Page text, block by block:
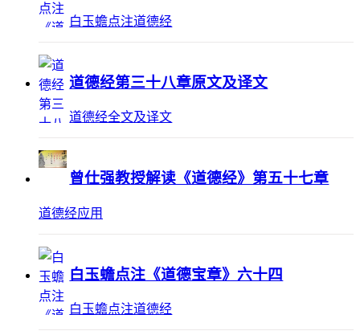
白玉蟾点注道德经
道德经第三十八章原文及译文
道德经全文及译文
曾仕强教授解读《道德经》第五十七章
道德经应用
白玉蟾点注《道德宝章》六十四
白玉蟾点注道德经